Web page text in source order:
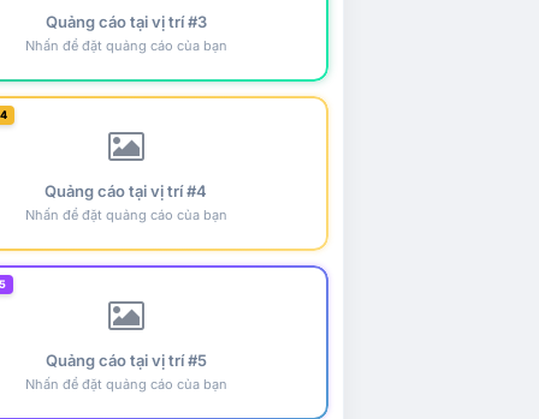
Quảng cáo tại vị trí #3
Nhấn để đặt quảng cáo của bạn
Quảng cáo tại vị trí #4
Nhấn để đặt quảng cáo của bạn
Quảng cáo tại vị trí #5
Nhấn để đặt quảng cáo của bạn